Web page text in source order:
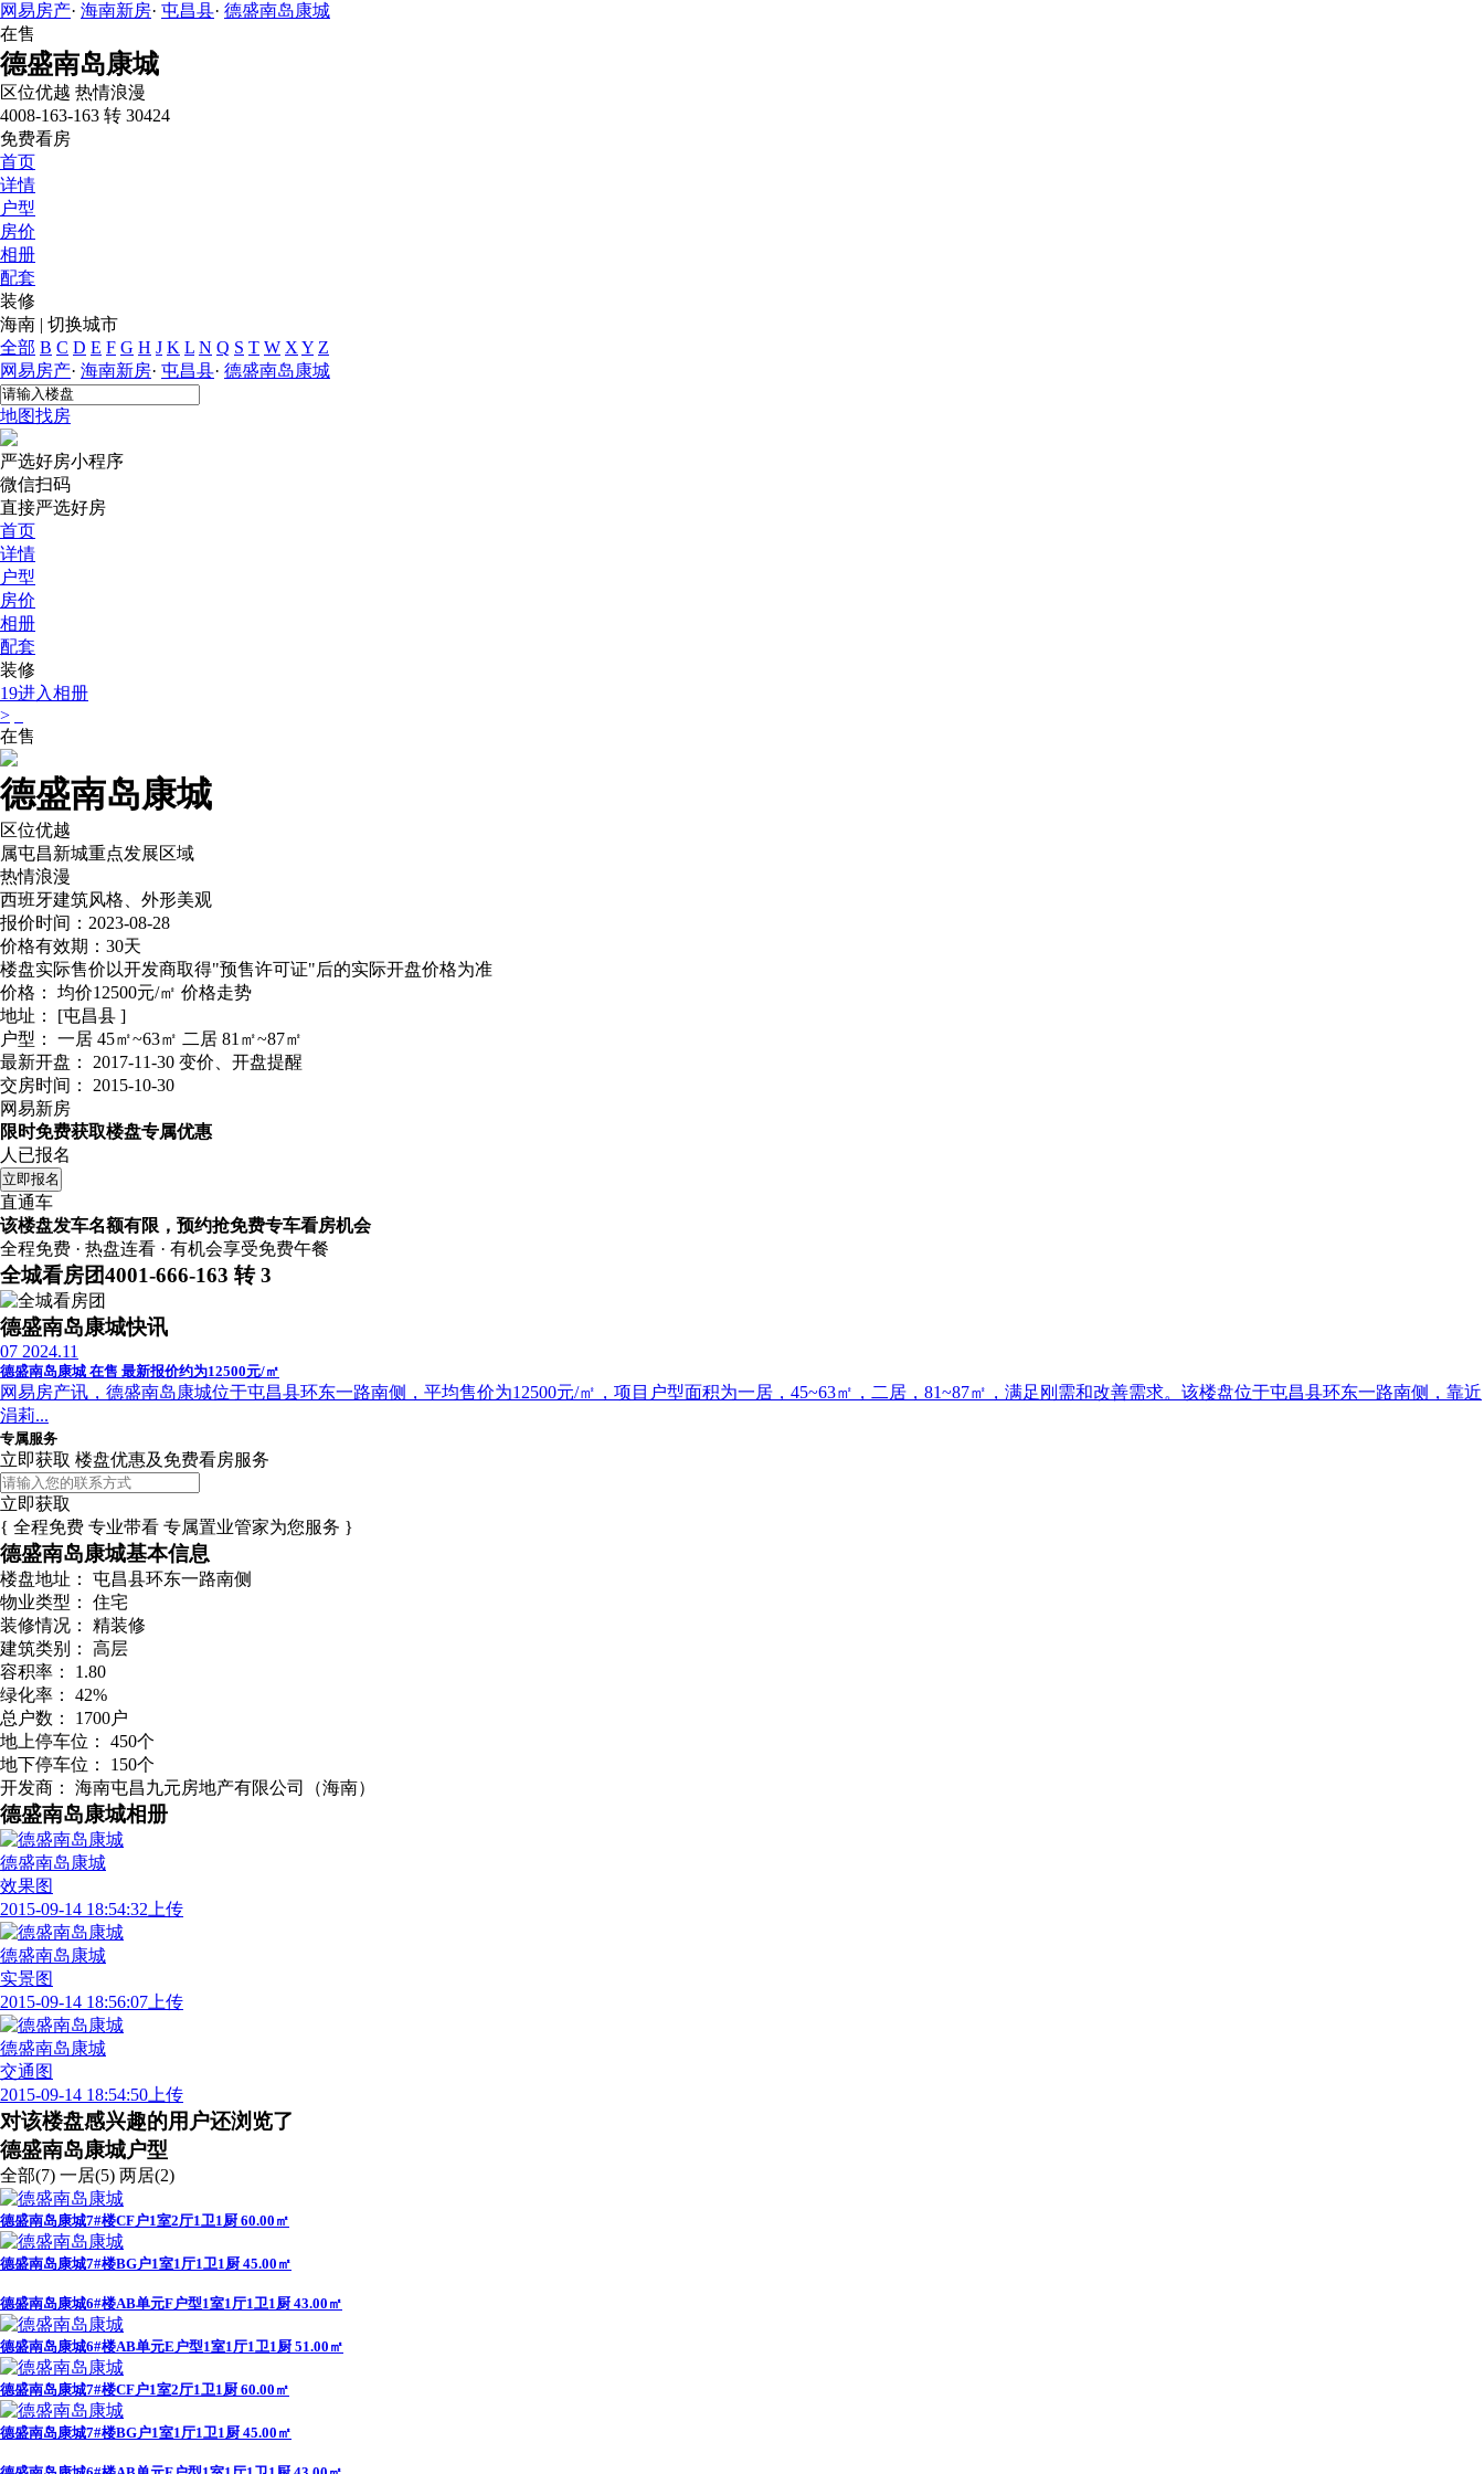
网易房产· 海南新房· 屯昌县· 德盛南岛康城
在售
德盛南岛康城
区位优越 热情浪漫
4008-163-163 转 30424
免费看房
首页
详情
户型
房价
相册
配套
装修
海南 | 切换城市
全部 B C D E F G H J K L N Q S T W X Y Z
网易房产· 海南新房· 屯昌县· 德盛南岛康城
地图找房
严选好房小程序
微信扫码
直接严选好房
首页
详情
户型
房价
相册
配套
装修
19进入相册
>
在售
德盛南岛康城
区位优越
属屯昌新城重点发展区域
热情浪漫
西班牙建筑风格、外形美观
报价时间：2023-08-28
价格有效期：30天
楼盘实际售价以开发商取得"预售许可证"后的实际开盘价格为准
价格：
均价12500元/㎡ 价格走势
地址：
[屯昌县 ]
户型：
一居 45㎡~63㎡ 二居 81㎡~87㎡
最新开盘：
2017-11-30 变价、开盘提醒
交房时间：
2015-10-30
网易新房
限时免费获取楼盘专属优惠
人已报名
立即报名
直通车
该楼盘发车名额有限，预约抢免费专车看房机会
全程免费 · 热盘连看 · 有机会享受免费午餐
全城看房团4001-666-163 转 3
德盛南岛康城快讯
07 2024.11
德盛南岛康城 在售 最新报价约为12500元/㎡
网易房产讯，德盛南岛康城位于屯昌县环东一路南侧，平均售价为12500元/㎡，项目户型面积为一居，45~63㎡，二居，81~87㎡，满足刚需和改善需求。该楼盘位于屯昌县环东一路南侧，靠近
涓莉...
专属服务
立即获取 楼盘优惠及免费看房服务
立即获取
{ 全程免费 专业带看 专属置业管家为您服务 }
德盛南岛康城基本信息
楼盘地址：
屯昌县环东一路南侧
物业类型：
住宅
装修情况：
精装修
建筑类别：
高层
容积率：
1.80
绿化率：
42%
总户数：
1700户
地上停车位：
450个
地下停车位：
150个
开发商：
海南屯昌九元房地产有限公司（海南）
德盛南岛康城相册
德盛南岛康城
效果图
2015-09-14 18:54:32上传
德盛南岛康城
实景图
2015-09-14 18:56:07上传
德盛南岛康城
交通图
2015-09-14 18:54:50上传
对该楼盘感兴趣的用户还浏览了
德盛南岛康城户型
全部(7) 一居(5) 两居(2)
德盛南岛康城7#楼CF户1室2厅1卫1厨 60.00㎡
德盛南岛康城7#楼BG户1室1厅1卫1厨 45.00㎡
德盛南岛康城6#楼AB单元F户型1室1厅1卫1厨 43.00㎡
德盛南岛康城6#楼AB单元E户型1室1厅1卫1厨 51.00㎡
德盛南岛康城7#楼CF户1室2厅1卫1厨 60.00㎡
德盛南岛康城7#楼BG户1室1厅1卫1厨 45.00㎡